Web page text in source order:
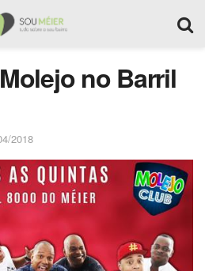
no Barril
2018